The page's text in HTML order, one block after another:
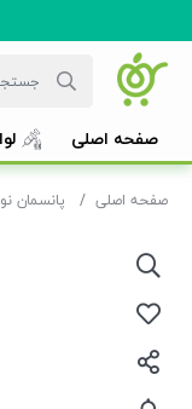
صفحه اصلی
صفحه اصلی پانسمان